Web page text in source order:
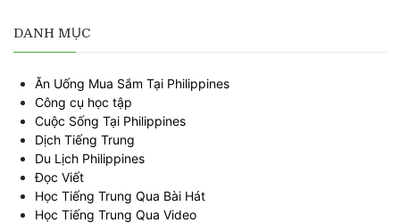
DANH MỤC
Ăn Uống Mua Sắm Tại Philippines
Công cụ học tập
Cuộc Sống Tại Philippines
Dịch Tiếng Trung
Du Lịch Philippines
Đọc Viết
Học Tiếng Trung Qua Bài Hát
Học Tiếng Trung Qua Video